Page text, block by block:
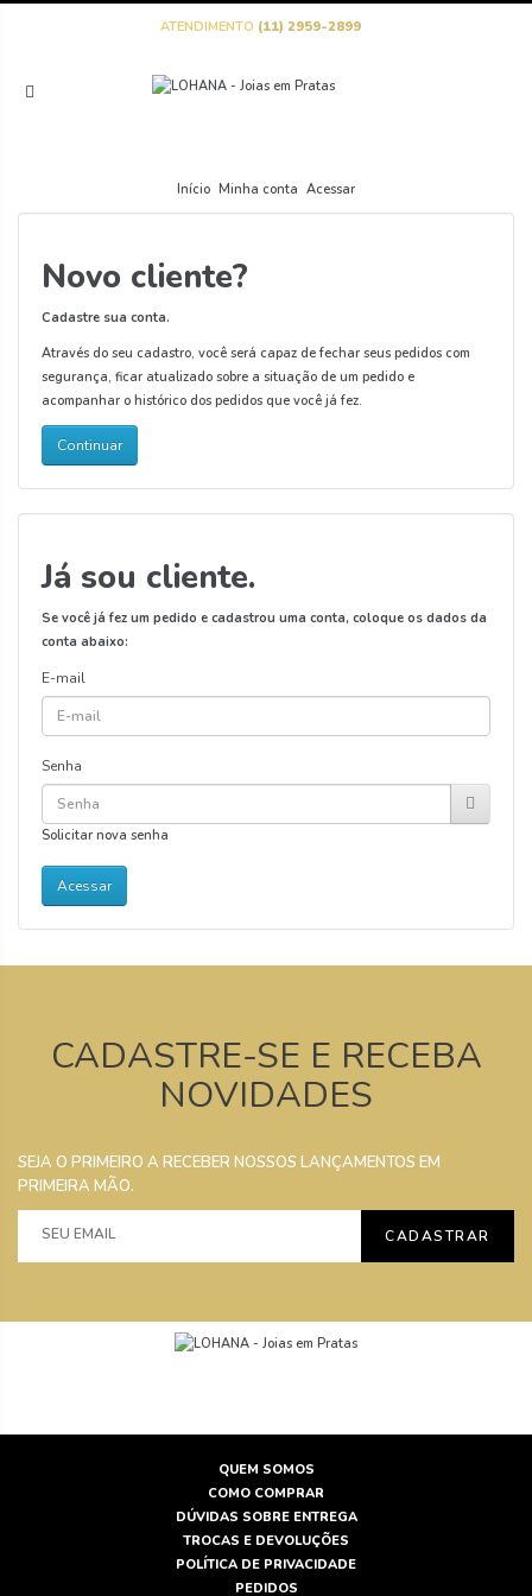
ATENDIMENTO (11) 2959-2899
Início Minha conta Acessar
Novo cliente?
Cadastre sua conta.
Através do seu cadastro, você será capaz de fechar seus pedidos com
segurança, ficar atualizado sobre a situação de um pedido e
acompanhar o histórico dos pedidos que você já fez.
Continuar
Já sou cliente.
Se você já fez um pedido e cadastrou uma conta, coloque os dados da
conta abaixo:
E-mail
Senha
Solicitar nova senha
CADASTRE-SE E RECEBA
NOVIDADES
SEJA O PRIMEIRO A RECEBER NOSSOS LANÇAMENTOS EM
PRIMEIRA MÃO.
CADASTRAR
QUEM SOMOS
COMO COMPRAR
DÚVIDAS SOBRE ENTREGA
TROCAS E DEVOLUÇÕES
POLÍTICA DE PRIVACIDADE
PEDIDOS